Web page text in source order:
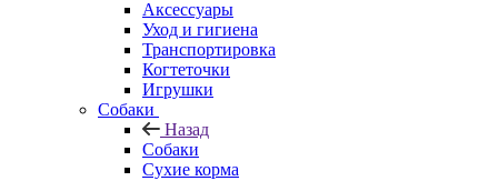
Аксессуары
Уход и гигиена
Транспортировка
Когтеточки
Игрушки
Собаки
Назад
Собаки
Сухие корма